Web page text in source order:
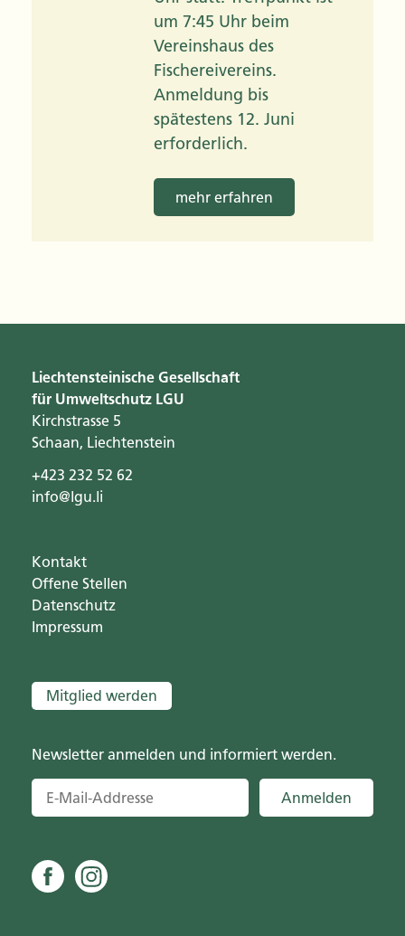
um 7:45 Uhr beim
Vereinshaus des
Fischereivereins.
Anmeldung bis
spätestens 12. Juni
erforderlich.
mehr erfahren
Liechtensteinische Gesellschaft
für Umweltschutz LGU
Kirchstrasse 5
Schaan, Liechtenstein
+423 232 52 62
info@lgu.li
Kontakt
Offene Stellen
Datenschutz
Impressum
Mitglied werden
Newsletter anmelden und informiert werden.
Anmelden